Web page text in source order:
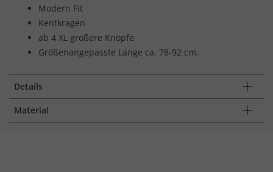
Modern Fit
Kentkragen
ab 4 XL größere Knöpfe
Größenangepasste Länge ca. 78-92 cm.
Details
Material